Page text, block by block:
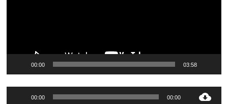
00:00 03:58
Player
00:00 00:00